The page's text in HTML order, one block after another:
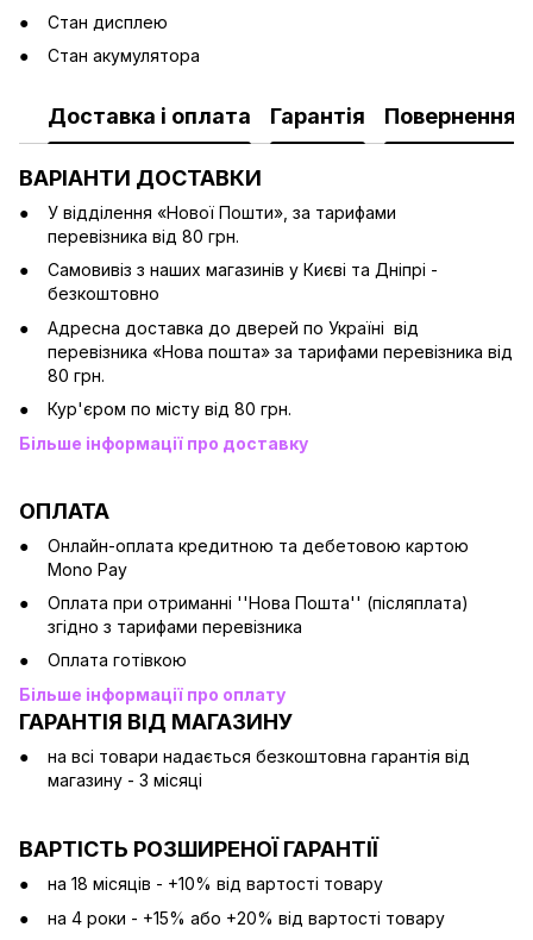
Стан дисплею
Стан акумулятора
Доставка і оплата Гарантія Повернення
ВАРІАНТИ ДОСТАВКИ
У відділення «Нової Пошти», за тарифами
перевізника від 80 грн.
Cамовивіз з наших магазинів у Києві та Дніпрі -
безкоштовно
Адресна доставка до дверей по Україні від
перевізника «Нова пошта» за тарифами перевізника від
80 грн.
Кур'єром по місту від 80 грн.
Більше інформації про доставку
ОПЛАТА
Онлайн-оплата кредитною та дебетовою картою
Mono Pay
Оплата при отриманні ''Нова Пошта'' (післяплата)
згідно з тарифами перевізника
Оплата готівкою
Більше інформації про оплату
ГАРАНТІЯ ВІД МАГАЗИНУ
на всі товари надається безкоштовна гарантія від
магазину - 3 місяці
ВАРТІСТЬ РОЗШИРЕНОЇ ГАРАНТІЇ
на 18 місяців - +10% від вартості товару
на 4 роки - +15% або +20% від вартості товару